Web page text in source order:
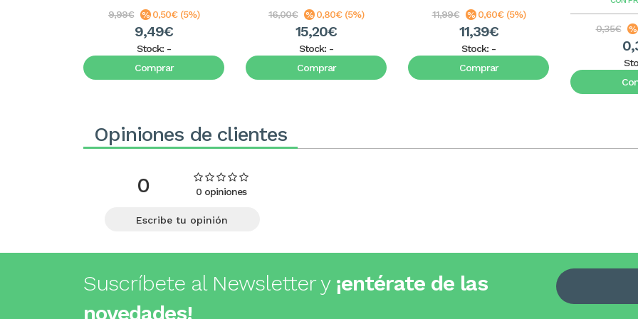
9,99€ 0,50€ (5%)
9,49€
Stock: -
Comprar
16,00€ 0,80€ (5%)
15,20€
Stock: -
Comprar
11,99€ 0,60€ (5%)
11,39€
Stock: -
Comprar
0,35€
Opiniones de clientes
0 0 opiniones
Escribe tu opinión
Suscríbete al Newsletter y ¡entérate de las
novedades!